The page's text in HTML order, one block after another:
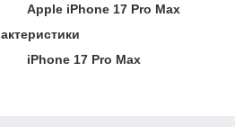
Apple iPhone 17 Pro Max
iPhone 17 Pro Max